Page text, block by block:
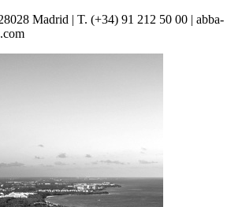
Madrid | T. (+34) 91 212 50 00 | abba-